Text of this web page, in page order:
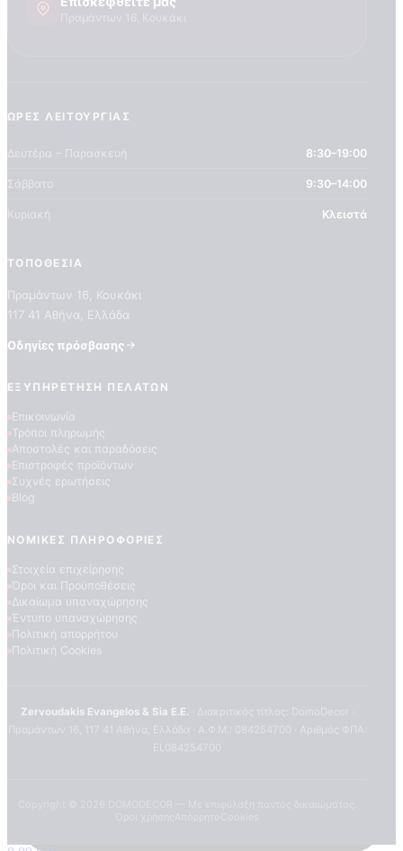
Τεχνογνωσια
ΠΟΙΟΤΗΤΕΣ ΤΑΠΕΤΣΑΡΙΩΝ
ΕΠΕΞΗΓΗΣΗ ΣΥΜΒΟΛΩΝ
ΏΡΕΣ ΛΕΙΤΟΥΡΓΊΑΣ
Δευτέρα – Παρασκευή 8:30–19:00
Σάββατο 9:30–14:00
Κυριακή Κλειστά
ΤΟΠΟΘΕΣΊΑ
Πραμάντων 16, Κουκάκι
117 41 Αθήνα, Ελλάδα
Οδηγίες πρόσβασης
ΕΞΥΠΗΡΈΤΗΣΗ ΠΕΛΑΤΏΝ
Επικοινωνία
Τρόποι πληρωμής
Αποστολές και παραδόσεις
Επιστροφές προϊόντων
Συχνές ερωτήσεις
Blog
ΝΟΜΙΚΈΣ ΠΛΗΡΟΦΟΡΊΕΣ
Στοιχεία επιχείρησης
Όροι και Προϋποθέσεις
Δικαίωμα υπαναχώρησης
Έντυπο υπαναχώρησης
Πολιτική απορρήτου
Πολιτική Cookies
Zervoudakis Evangelos & Sia E.E.